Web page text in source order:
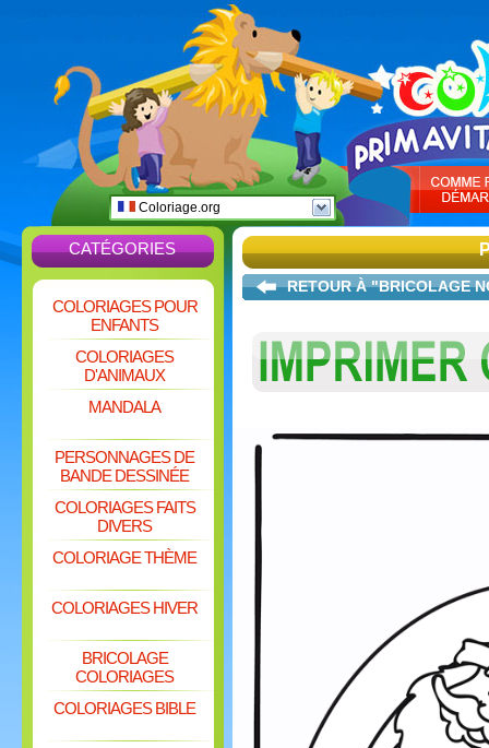
Coloriage.org
CATÉGORIES
COLORIAGES POUR
ENFANTS
COLORIAGES
D'ANIMAUX
MANDALA
PERSONNAGES DE
BANDE DESSINÉE
COLORIAGES FAITS
DIVERS
COLORIAGE THÈME
COLORIAGES HIVER
BRICOLAGE
COLORIAGES
COLORIAGES BIBLE
RETOUR À "BRICOLAGE